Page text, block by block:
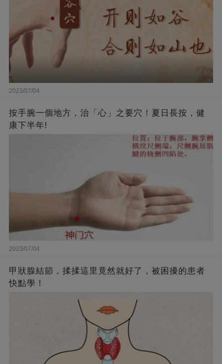
2023/07/04
按手腕一個地方，治「心」之要穴！夏日長按，健
康下半年!
2023/07/04
甲狀腺結節，揉揉這里竟然就好了，被困擾的患者
快點學！